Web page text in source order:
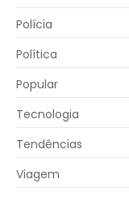
Polícia
Política
Popular
Tecnologia
Tendências
Viagem